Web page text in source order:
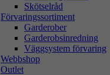
Skötselråd
Förvaringssortiment
Garderober
Garderobsinredning
Väggsystem förvaring
Webbshop
Outlet